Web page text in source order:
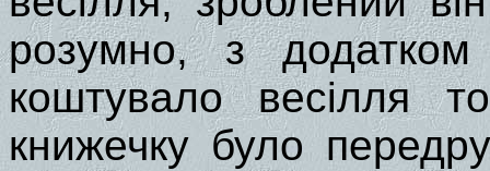
розумно, з додатком
коштувало весілля
книжечку було